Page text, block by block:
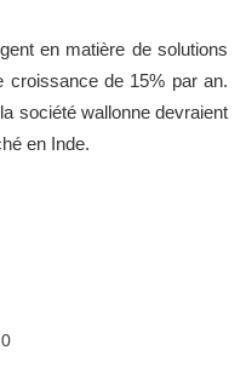
en matière de solutions
croissance de 15% par an.
société wallonne devraient
en Inde.
0